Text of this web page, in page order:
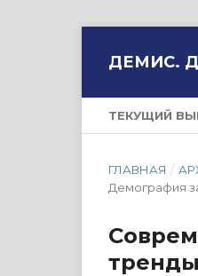
ДЕМИС.
ТЕКУЩИЙ
ГЛАВНАЯ /
Демография
тренды